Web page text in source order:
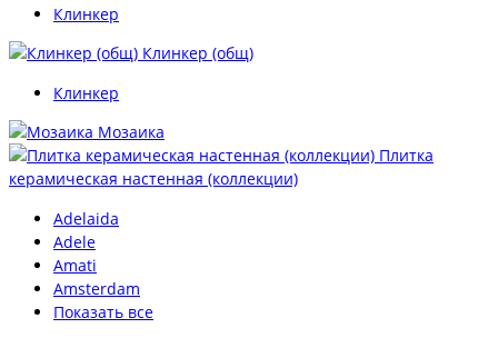
Клинкер
Клинкер (общ)
Клинкер
Мозаика
Плитка
керамическая настенная (коллекции)
Adelaida
Adele
Amati
Amsterdam
Показать все